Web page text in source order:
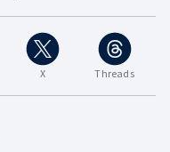
X Threads